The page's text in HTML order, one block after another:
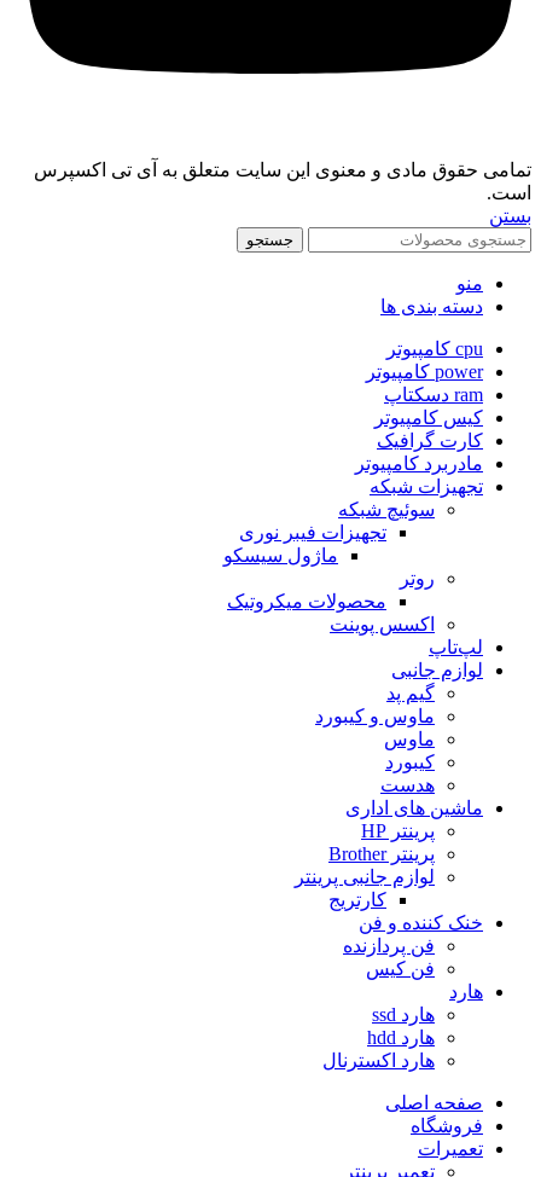
تمامی حقوق مادی و معنوی این سایت متعلق به آی تی اکسپرس
است.
بستن
جستجو
منو
دسته بندی ها
cpu کامپیوتر
power کامپیوتر
ram دسکتاپ
کیس کامپیوتر
کارت گرافيک
مادربرد کامپیوتر
تجهیزات شبکه
سوئیچ شبکه
تجهیزات فیبر نوری
ماژول سیسکو
روتر
محصولات میکروتیک
اکسس پوینت
لپ‌تاپ
لوازم جانبی
گیم پد
ماوس و کیبورد
ماوس
کیبورد
هدست
ماشین های اداری
پرینتر HP
پرینتر Brother
لوازم جانبی پرینتر
کارتریج
خنک کننده و فن
فن پردازنده
فن کیس
هارد
هارد ssd
هارد hdd
هارد اکسترنال
صفحه اصلی
فروشگاه
تعمیرات
تعمیر پرینتر